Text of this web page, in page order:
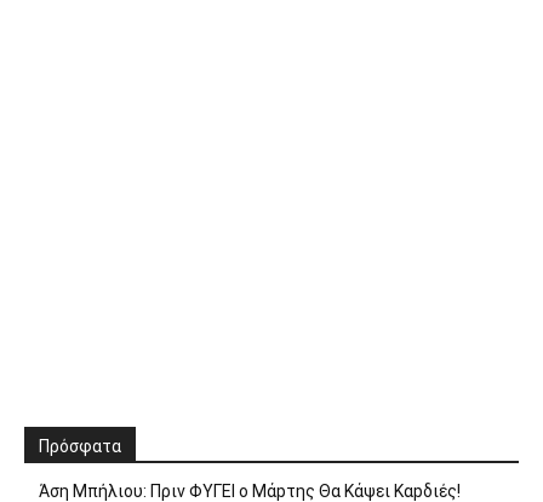
Πρόσφατα
Άση Μπήλιου: Πριν ΦΥΓEI ο Μάpτης Θα Kάψει Καpδιές!